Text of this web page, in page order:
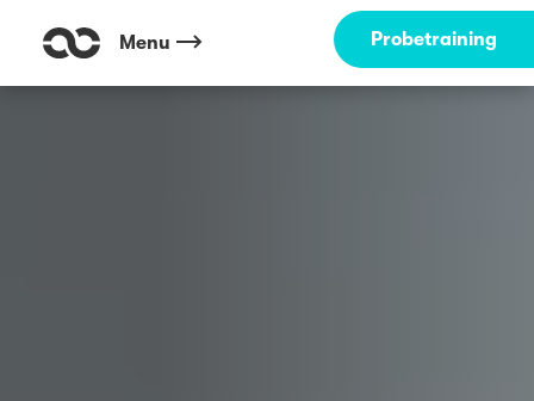
Menu Probetraining
Outdoor Fitness direkt um die Ecke: Telgte BEWATEC Münster ☀️